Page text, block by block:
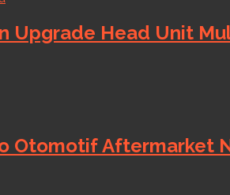
Upgrade Head Unit
Otomotif Aftermarket